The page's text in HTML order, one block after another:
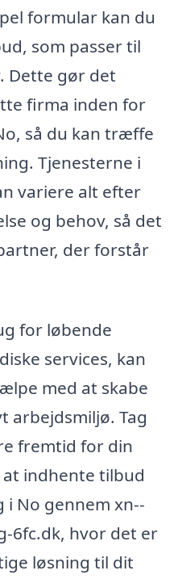
formular kan du
som passer til
Dette gør det
firma inden for
så du kan træffe
Tjenesterne i
variere alt efter
og behov, så det
der forstår
for løbende
services, kan
med at skabe
arbejdsmiljø. Tag
fremtid for din
indhente tilbud
No gennem xn--
6fc.dk, hvor det er
løsning til dit